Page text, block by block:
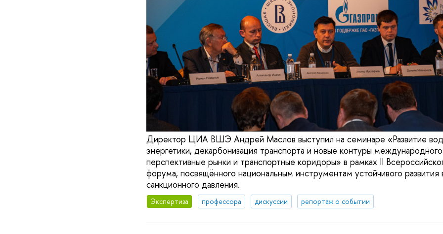
Директор ЦИА ВШЭ Андрей Маслов выступил на семинаре «Развитие
энергетики, декарбонизация транспорта и новые контуры
перспективные рынки и транспортные коридоры» в рамках II
форума, посвящённого национальным инструментам устойчивого развития
санкционного давления.
Экспертиза профессора дискуссии репортаж о событии